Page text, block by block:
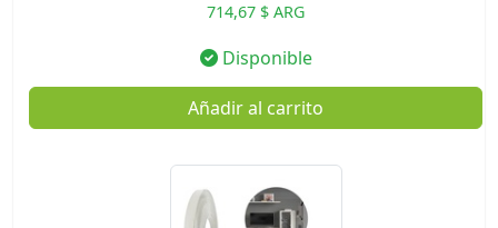
714,67 $ ARG
Disponible
Añadir al carrito